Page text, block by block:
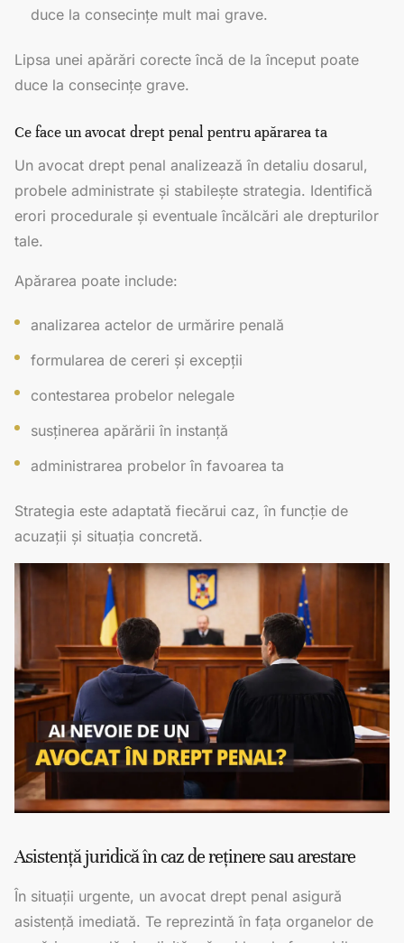
duce la consecințe mult mai grave.
Lipsa unei apărări corecte încă de la început poate
duce la consecințe grave.
Ce face un avocat drept penal pentru apărarea ta
Un avocat drept penal analizează în detaliu dosarul,
probele administrate și stabilește strategia. Identifică
erori procedurale și eventuale încălcări ale drepturilor
tale.
Apărarea poate include:
analizarea actelor de urmărire penală
formularea de cereri și excepții
contestarea probelor nelegale
susținerea apărării în instanță
administrarea probelor în favoarea ta
Strategia este adaptată fiecărui caz, în funcție de
acuzații și situația concretă.
Asistență juridică în caz de reținere sau arestare
În situații urgente, un avocat drept penal asigură
asistență imediată. Te reprezintă în fața organelor de